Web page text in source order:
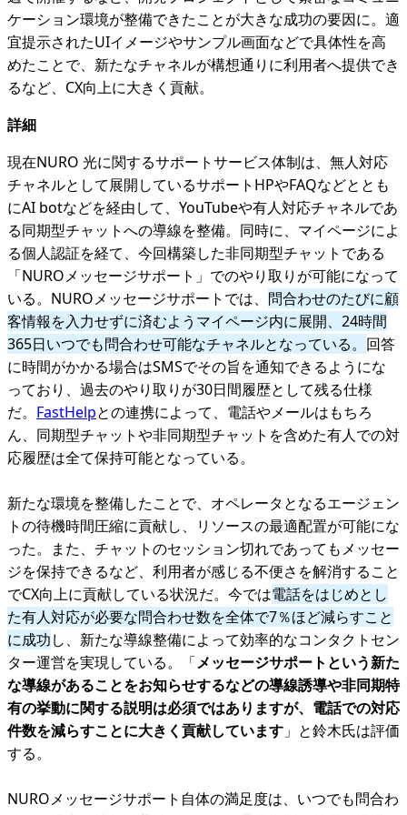
ケーション環境が整備できたことが大きな成功の要因に。適
宜提示されたUIイメージやサンプル画面などで具体性を高
めたことで、新たなチャネルが構想通りに利用者へ提供でき
るなど、CX向上に大きく貢献。
詳細
現在NURO 光に関するサポートサービス体制は、無人対応
チャネルとして展開しているサポートHPやFAQなどととも
にAI botなどを経由して、YouTubeや有人対応チャネルであ
る同期型チャットへの導線を整備。同時に、マイページによ
る個人認証を経て、今回構築した非同期型チャットである
「NUROメッセージサポート」でのやり取りが可能になって
いる。NUROメッセージサポートでは、 問合わせのたびに顧
客情報を入力せずに済むようマイページ内に展開、24時間
365日いつでも問合わせ可能なチャネルとなっている。 回答
に時間がかかる場合はSMSでその旨を通知できるようにな
っており、過去のやり取りが30日間履歴として残る仕様
だ。 FastHelpとの連携によって、電話やメールはもちろ
ん、同期型チャットや非同期型チャットを含めた有人での対
応履歴は全て保持可能となっている。
新たな環境を整備したことで、オペレータとなるエージェン
トの待機時間圧縮に貢献し、リソースの最適配置が可能にな
った。また、チャットのセッション切れであってもメッセー
ジを保持できるなど、利用者が感じる不便さを解消すること
でCX向上に貢献している状況だ。今では電話をはじめとし
た有人対応が必要な問合わせ数を全体で7％ほど減らすこと
に成功し、新たな導線整備によって効率的なコンタクトセン
ター運営を実現している。「メッセージサポートという新た
な導線があることをお知らせするなどの導線誘導や非同期特
有の挙動に関する説明は必須ではありますが、電話での対応
件数を減らすことに大きく貢献しています 」と鈴木氏は評価
する。
NUROメッセージサポート自体の満足度は、いつでも問合わ